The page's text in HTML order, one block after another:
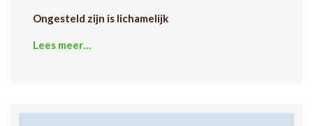
Ongesteld zijn is lichamelijk
Lees meer…